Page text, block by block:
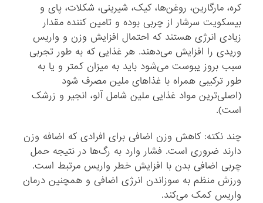
کره، مارگارین، روغن‌ها، کیک، شیرینی، شکلات، پای و
بیسکویت سرشار از چربی بوده و تامین کننده مقدار
زیادی انرژی هستند که احتمال افزایش وزن و واریس
وریدی را افزایش می‌دهند. هر غذایی که به طور تجربی
سبب بروز یبوست می‌شود باید به میزان کمتر و یا به
طور ترکیبی همراه با غذاهای ملین مصرف شود
(اصلی‌ترین مواد غذایی ملین شامل آلو، انجیر و زرشک
است).
چند نکته: کاهش وزن اضافی برای افرادی که اضافه وزن
دارند ضروری است. فشار وارد به رگ‌ها در نتیجه حمل
چربی اضافی بدن با افزایش خطر واریس مرتبط است.
ورزش منظم به سوزاندن انرژی اضافی و همچنین درمان
واریس کمک می‌کند.